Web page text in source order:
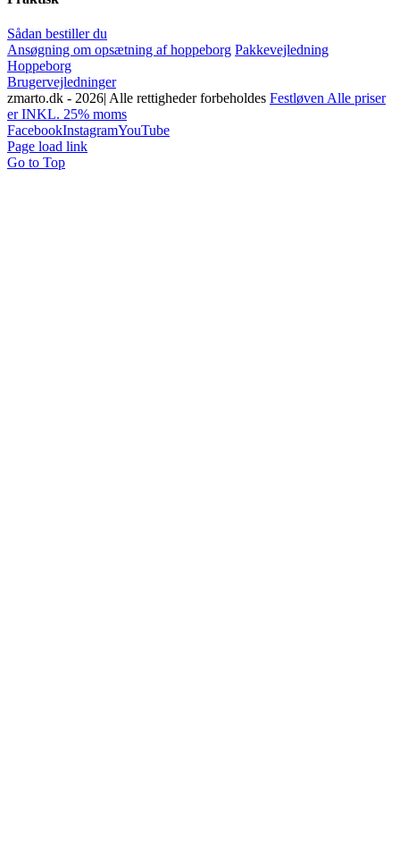
Sådan bestiller du
Ansøgning om opsætning af hoppeborg Pakkevejledning
Hoppeborg
Brugervejledninger
zmarto.dk - 2026| Alle rettigheder forbeholdes Festløven Alle priser
er INKL. 25% moms
FacebookInstagramYouTube
Page load link
Go to Top